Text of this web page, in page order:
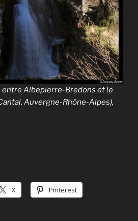
entre Albepierre-Bredons et le
Auvergne-Rhône-Alpes),
X Pinterest